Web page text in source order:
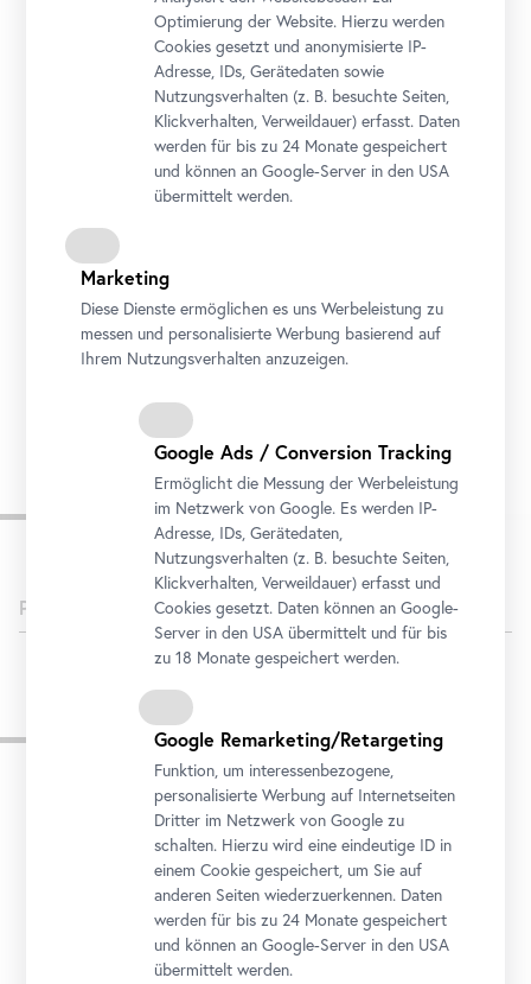
Kunst Museum Winterthur, Stiftung Oskar Reinhart, Ankauf 1932, Foto: SIK-ISEA, Zürich,
Zugehörige Ausstellung
Pressetext
Pressetext
Pressebilder
Optimierung der Website. Hierzu werden
Cookies gesetzt und anonymisierte IP-
Adresse, IDs, Gerätedaten sowie
Nutzungsverhalten (z. B. besuchte Seiten,
Klickverhalten, Verweildauer) erfasst. Daten
werden für bis zu 24 Monate gespeichert
und können an Google-Server in den USA
übermittelt werden.
Marketing
Diese Dienste ermöglichen es uns Werbeleistung zu
messen und personalisierte Werbung basierend auf
Ihrem Nutzungsverhalten anzuzeigen.
Google Ads / Conversion Tracking
Ermöglicht die Messung der Werbeleistung
im Netzwerk von Google. Es werden IP-
Adresse, IDs, Gerätedaten,
Nutzungsverhalten (z. B. besuchte Seiten,
Klickverhalten, Verweildauer) erfasst und
Cookies gesetzt. Daten können an Google-
Server in den USA übermittelt und für bis
zu 18 Monate gespeichert werden.
Google Remarketing/Retargeting
Funktion, um interessenbezogene,
personalisierte Werbung auf Internetseiten
Dritter im Netzwerk von Google zu
schalten. Hierzu wird eine eindeutige ID in
einem Cookie gespeichert, um Sie auf
anderen Seiten wiederzuerkennen. Daten
werden für bis zu 24 Monate gespeichert
und können an Google-Server in den USA
übermittelt werden.